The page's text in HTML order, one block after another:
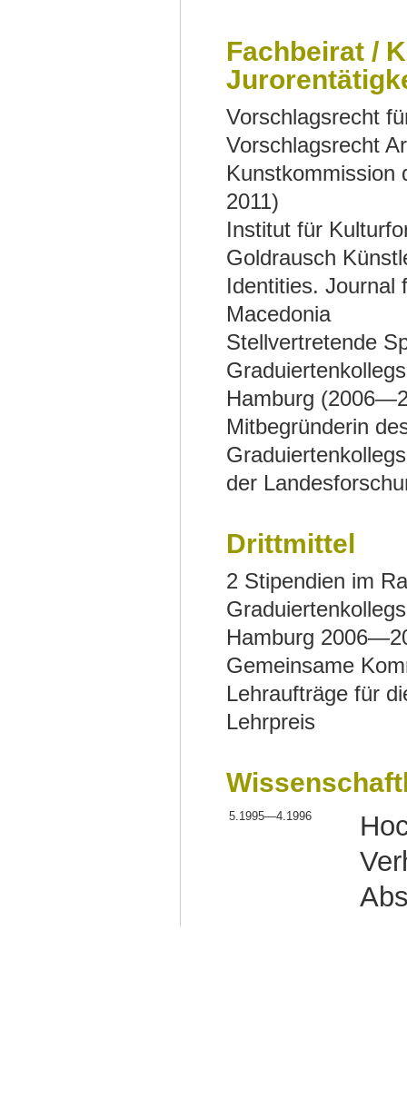
Fachbeirat /
Vorschlagsrecht
Vorschlagsrecht
2011)
Institut für
Goldrausch
Identities. Journal
Macedonia
Stellvertretende
Hamburg
Mitbegründerin
der
Drittmittel
2 Stipendien im
Hamburg
Gemeinsame
Lehraufträge für
Lehrpreis
5.1995—4.1996